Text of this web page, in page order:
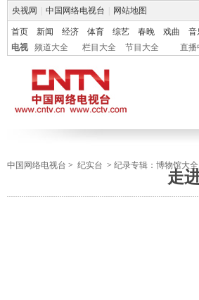
央视网 中国网络电视台 网站地图
首页 新闻 经济 体育 综艺 春晚 戏曲 音
电视
频道大全 栏目大全 节目大全 直播
中国网络电视台 > 纪实台 > 纪录专辑：博物馆大全
走